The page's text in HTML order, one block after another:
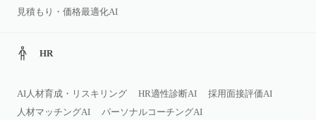
見積もり・価格最適化AI
HR
AI人材育成・リスキリング HR適性診断AI
採用面接評価AI
人材マッチングAI
パーソナルコーチングAI